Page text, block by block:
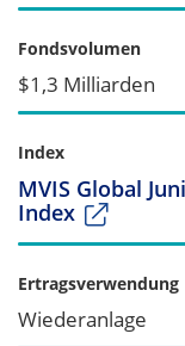
Fondsvolumen
$1,3 Milliarden
Index
MVIS Global
Index
Ertragsverwendung
Wiederanlage